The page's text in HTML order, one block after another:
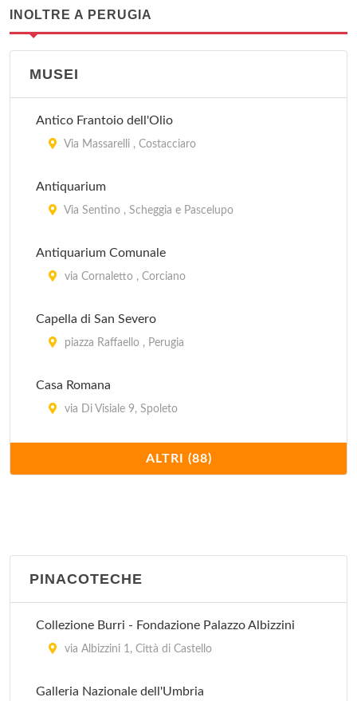
INOLTRE A PERUGIA
MUSEI
Antico Frantoio dell'Olio
Via Massarelli , Costacciaro
Antiquarium
Via Sentino , Scheggia e Pascelupo
Antiquarium Comunale
via Cornaletto , Corciano
Capella di San Severo
piazza Raffaello , Perugia
Casa Romana
via Di Visiale 9, Spoleto
Centro della Scienza Perugia Officina per la Scienza
Centro di Documentazione Permanente su Annibale
e la Battaglia del Trasimeno
via Ritorta 1, Tuoro sul Trasimeno
Centro di Valorizzazione dei Prodotti Tipici
ALTRI (88)
PINACOTECHE
Collezione Burri - Fondazione Palazzo Albizzini
via Albizzini 1, Città di Castello
Galleria Nazionale dell'Umbria